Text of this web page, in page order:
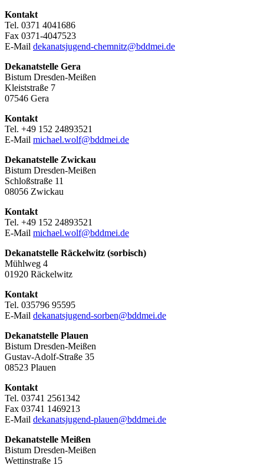
Kontakt
Tel. 0371 4041686
Fax 0371-4047523
E-Mail dekanatsjugend-chemnitz@bddmei.de
Dekanatstelle Gera
Bistum Dresden-Meißen
Kleiststraße 7
07546 Gera
Kontakt
Tel. +49 152 24893521
E-Mail michael.wolf@bddmei.de
Dekanatstelle Zwickau
Bistum Dresden-Meißen
Schloßstraße 11
08056 Zwickau
Kontakt
Tel. +49 152 24893521
E-Mail michael.wolf@bddmei.de
Dekanatstelle Räckelwitz (sorbisch)
Mühlweg 4
01920 Räckelwitz
Kontakt
Tel. 035796 95595
E-Mail dekanatsjugend-sorben@bddmei.de
Dekanatstelle Plauen
Bistum Dresden-Meißen
Gustav-Adolf-Straße 35
08523 Plauen
Kontakt
Tel. 03741 2561342
Fax 03741 1469213
E-Mail dekanatsjugend-plauen@bddmei.de
Dekanatstelle Meißen
Bistum Dresden-Meißen
Wettinstraße 15